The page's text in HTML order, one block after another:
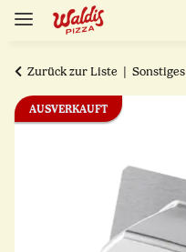
Zurück zur Liste Sonstiges
AUSVERKAUFT